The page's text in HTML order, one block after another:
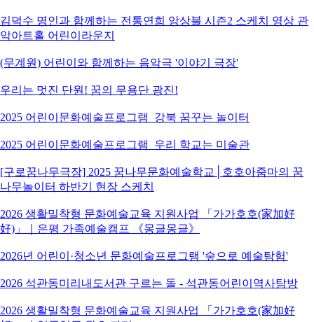
김덕수 명인과 함께하는 전통연희 앙상블 시즌2 스케치 영상 관
악아트홀 어린이라운지
(무계원) 어린이와 함께하는 음악극 '이야기 극장'
우리는 멋진 단원! 꿈의 무용단 광진!
2025 어린이문화예술프로그램_강북 꿈꾸는 놀이터
2025 어린이문화예술프로그램_우리 학교는 미술관
[구로꿈나무극장] 2025 꿈나무문화예술학교│호호아줌마의 꿈
나무놀이터 하반기 현장 스케치
2026 생활밀착형 문화예술교육 지원사업 「가가호호(家加好
好)」｜은평 가족예술캠프 《몽글몽글》
2026년 어린이·청소년 문화예술프로그램 '숲으로 예술탐험'
2026 석관동미리내도서관 구르는 돌 - 석관동어린이역사탐방
2026 생활밀착형 문화예술교육 지원사업 「가가호호(家加好